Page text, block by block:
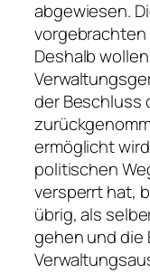
abgewiesen.
vorgebrachten
Deshalb
der Beschluss
ermöglicht
politischen
versperrt hat,
übrig, als
gehen und die